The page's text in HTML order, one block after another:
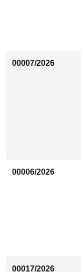
00007/2026
00006/2026
00017/2026